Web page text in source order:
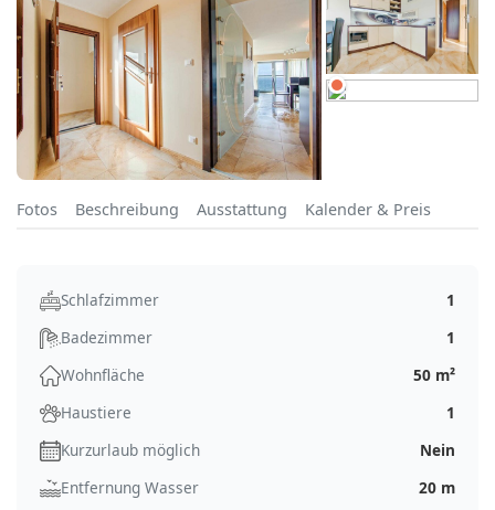
Fotos Beschreibung Ausstattung Kalender & Preis
Schlafzimmer
1
Badezimmer
1
Wohnfläche
50 m²
Haustiere
1
Kurzurlaub möglich
Nein
Entfernung Wasser
20 m